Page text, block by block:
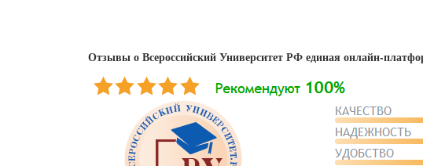
Отзывы о Всероссийский Университет РФ единая онлайн-